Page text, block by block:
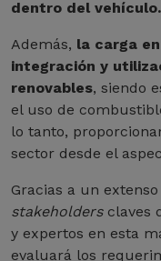
dentro del vehículo.
Además, la carga
integración y
renovables, siendo
el uso de
lo tanto,
sector desde el
Gracias a un
stakeholders claves
y expertos en esta
evaluará los